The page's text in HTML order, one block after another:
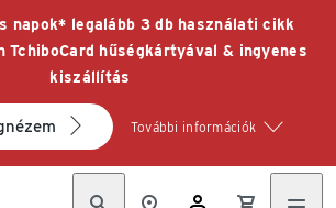
napok* legalább 3 db használati cikk
TchiboCard hűségkártyával & ingyenes
kiszállítás
További információk